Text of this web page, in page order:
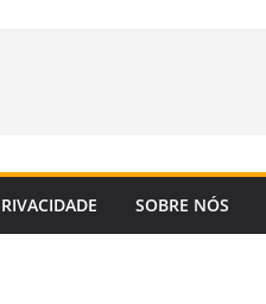
SOBRE NÓS